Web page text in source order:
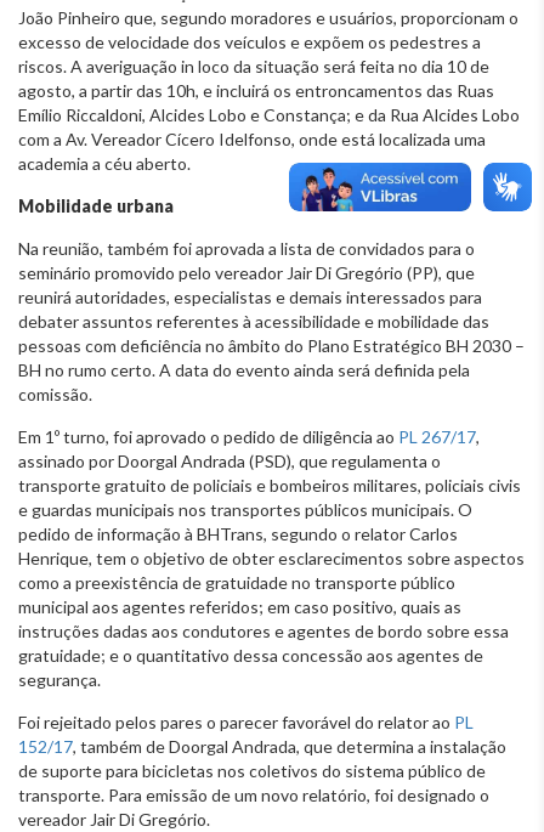
João Pinheiro que, segundo moradores e usuários, proporcionam o
excesso de velocidade dos veículos e expõem os pedestres a
riscos. A averiguação in loco da situação será feita no dia 10 de
agosto, a partir das 10h, e incluirá os entroncamentos das Ruas
Emílio Riccaldoni, Alcides Lobo e Constança; e da Rua Alcides Lobo
com a Av. Vereador Cícero Idelfonso, onde está localizada uma
academia a céu aberto.
Mobilidade urbana
Na reunião, também foi aprovada a lista de convidados para o
seminário promovido pelo vereador Jair Di Gregório (PP), que
reunirá autoridades, especialistas e demais interessados para
debater assuntos referentes à acessibilidade e mobilidade das
pessoas com deficiência no âmbito do Plano Estratégico BH 2030 –
BH no rumo certo. A data do evento ainda será definida pela
comissão.
Em 1º turno, foi aprovado o pedido de diligência ao PL 267/17,
assinado por Doorgal Andrada (PSD), que regulamenta o
transporte gratuito de policiais e bombeiros militares, policiais civis
e guardas municipais nos transportes públicos municipais. O
pedido de informação à BHTrans, segundo o relator Carlos
Henrique, tem o objetivo de obter esclarecimentos sobre aspectos
como a preexistência de gratuidade no transporte público
municipal aos agentes referidos; em caso positivo, quais as
instruções dadas aos condutores e agentes de bordo sobre essa
gratuidade; e o quantitativo dessa concessão aos agentes de
segurança.
Foi rejeitado pelos pares o parecer favorável do relator ao PL
152/17, também de Doorgal Andrada, que determina a instalação
de suporte para bicicletas nos coletivos do sistema público de
transporte. Para emissão de um novo relatório, foi designado o
vereador Jair Di Gregório.